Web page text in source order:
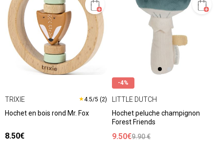
TRIXIE ★4.5/5 (2)
Hochet en bois rond Mr. Fox
8.50€
-4%
LITTLE DUTCH
Hochet peluche champignon
Forest Friends
9.50€9.90 €